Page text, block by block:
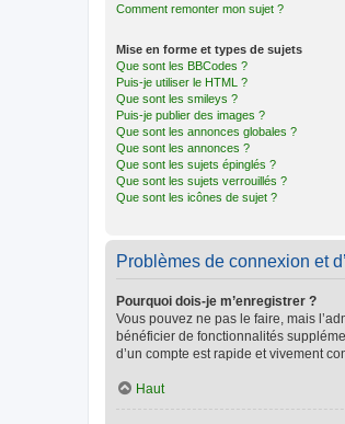
Comment remonter mon sujet ?
Mise en forme et types de sujets
Que sont les BBCodes ?
Puis-je utiliser le HTML ?
Que sont les smileys ?
Puis-je publier des images ?
Que sont les annonces globales ?
Que sont les annonces ?
Que sont les sujets épinglés ?
Que sont les sujets verrouillés ?
Que sont les icônes de sujet ?
Problèmes de connexion et
Pourquoi dois-je m’enregistrer ?
Vous pouvez ne pas le faire, mais
bénéficier de fonctionnalités
d’un compte est rapide et vivement
Haut